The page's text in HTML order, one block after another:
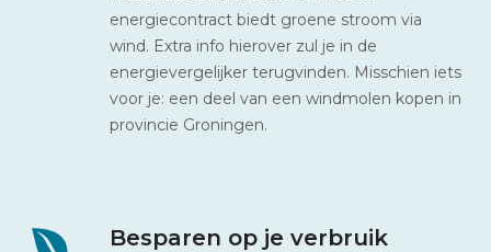
energiecontract biedt groene stroom via
wind. Extra info hierover zul je in de
energievergelijker terugvinden. Misschien iets
voor je: een deel van een windmolen kopen in
provincie Groningen.
Besparen op je verbruik